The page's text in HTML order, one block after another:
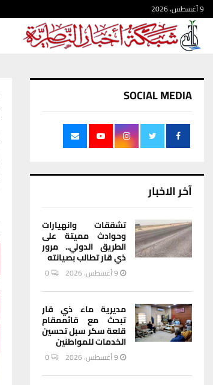
9 أغسطس، 2026
SOCIAL MEDIA
آخر الاخبار
تشققات وانهيارات
وحوادث مميتة على
الطريق الدولي.. مرور
ذي قار تطالب بصيانته
9 أغسطس، 2026 0
مديرية ماء ذي قار
تبحث مع قائممقام
قلعة سكر سبل تحسين
الخدمات للمواطنين
9 أغسطس، 2026 0